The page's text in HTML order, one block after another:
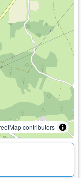
contributors